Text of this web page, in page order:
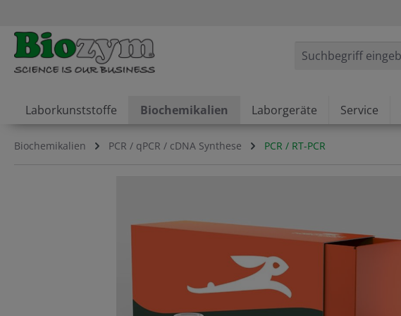
Laborkunststoffe Biochemikalien Laborgeräte Service
Biochemikalien PCR / qPCR / cDNA Synthese PCR / RT-PCR